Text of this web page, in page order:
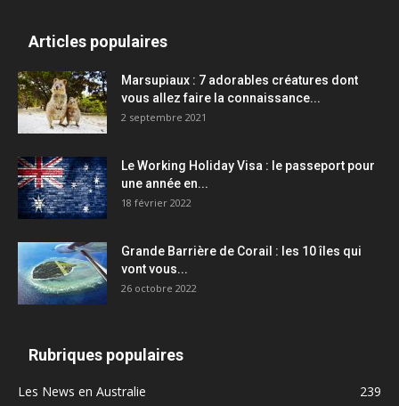
Articles populaires
Marsupiaux : 7 adorables créatures dont
vous allez faire la connaissance...
2 septembre 2021
Le Working Holiday Visa : le passeport pour
une année en...
18 février 2022
Grande Barrière de Corail : les 10 îles qui
vont vous...
26 octobre 2022
Rubriques populaires
Les News en Australie
239